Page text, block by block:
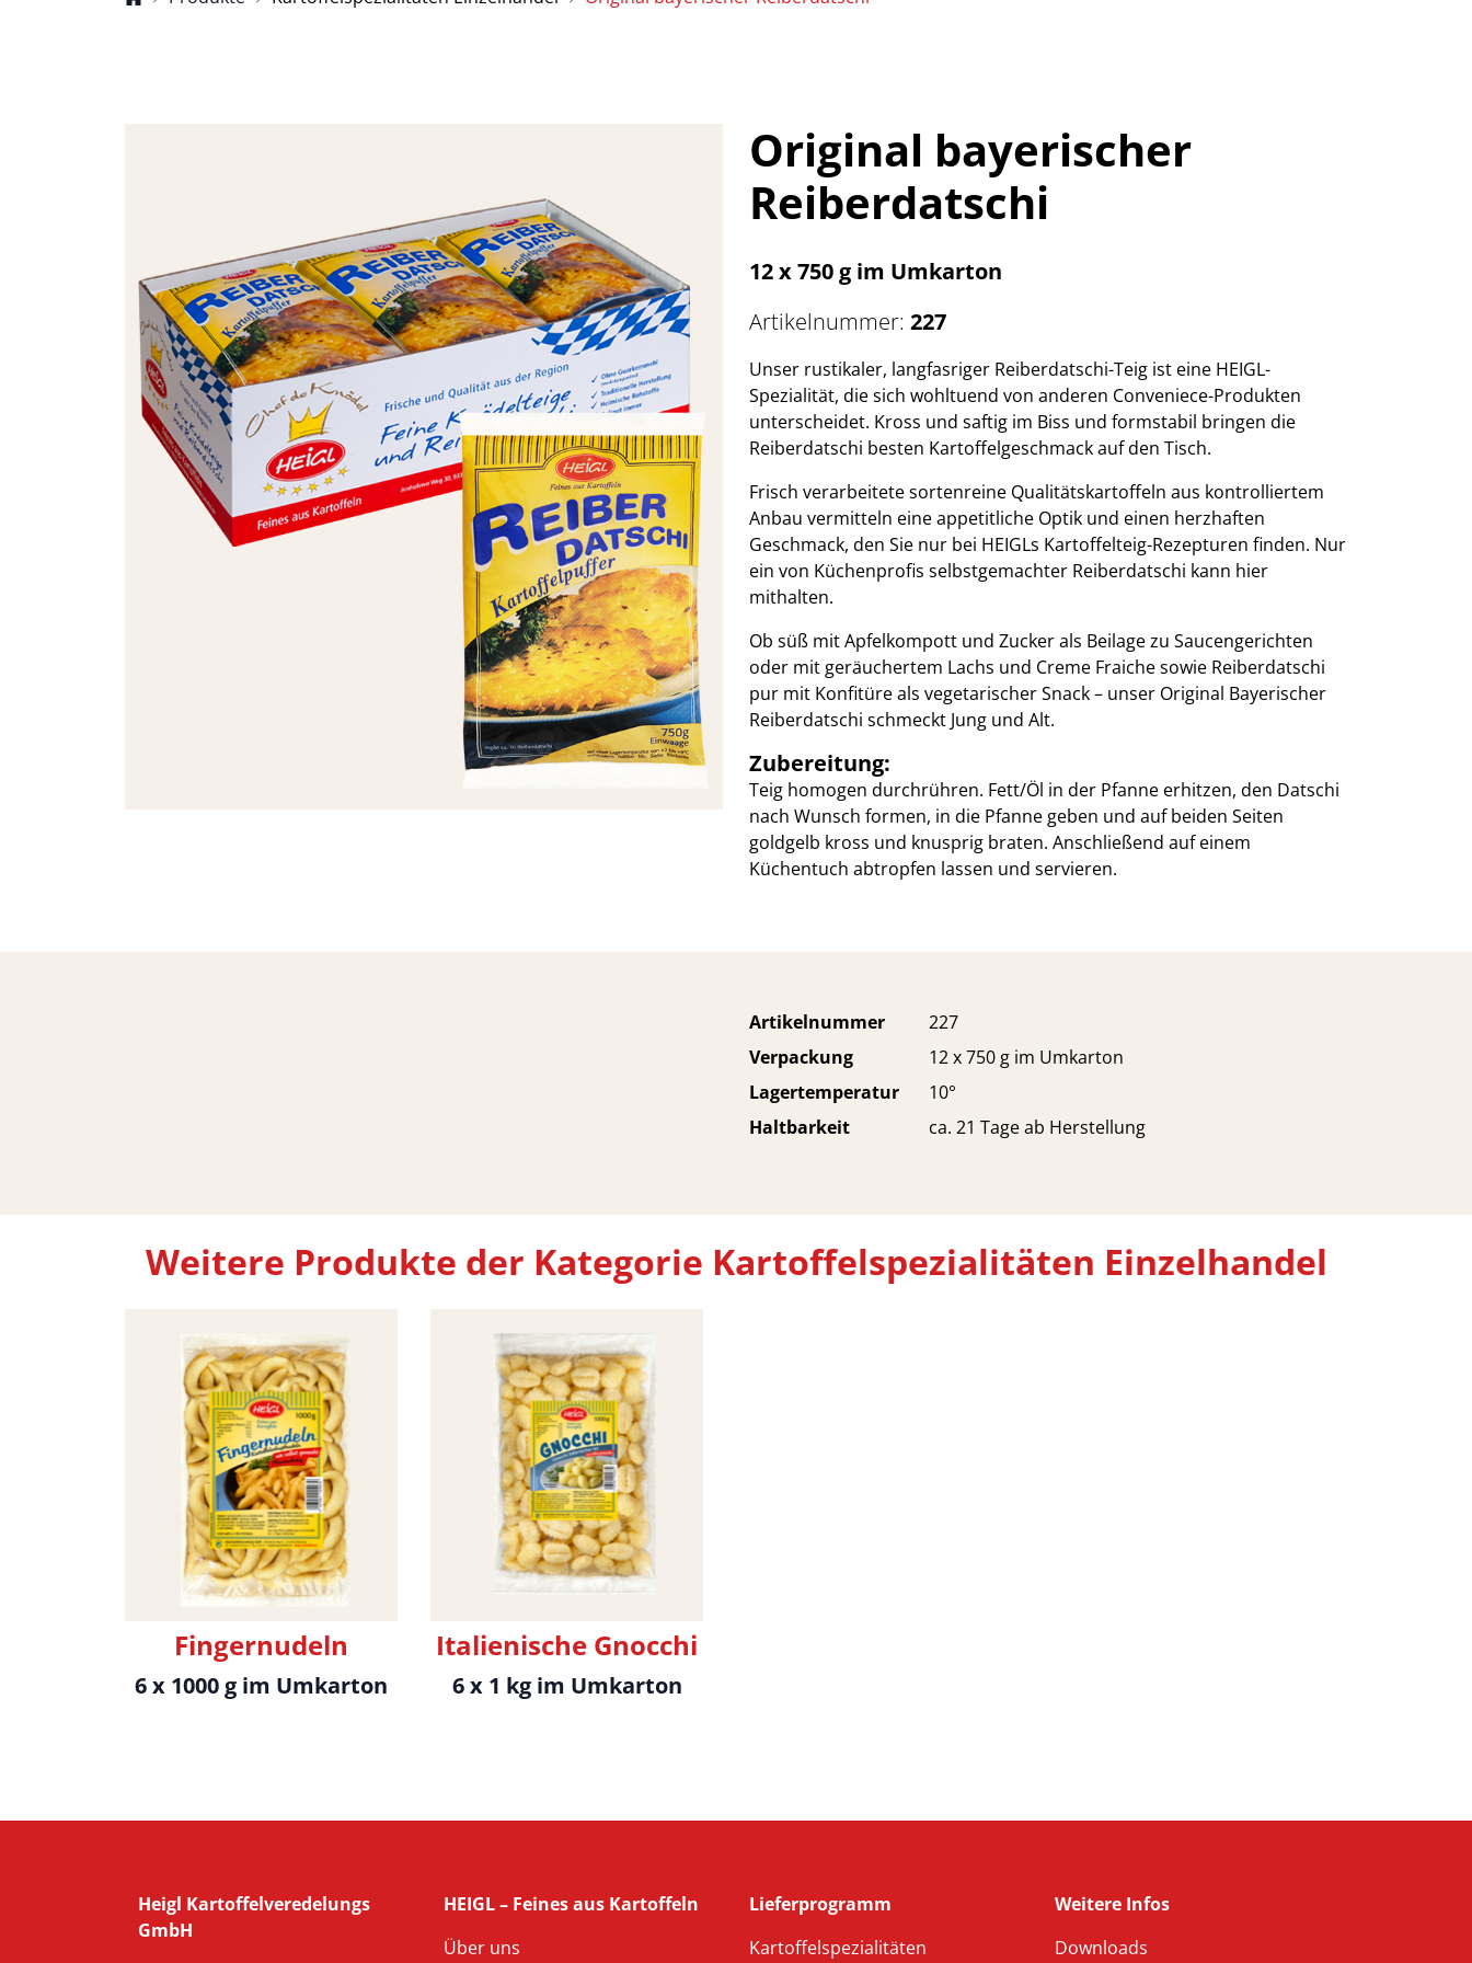
Original bayerischer
Reiberdatschi
12 x 750 g im Umkarton
Artikelnummer: 227
Unser rustikaler, langfasriger Reiberdatschi-Teig ist eine HEIGL-
Spezialität, die sich wohltuend von anderen Conveniece-Produkten
unterscheidet. Kross und saftig im Biss und formstabil bringen die
Reiberdatschi besten Kartoffelgeschmack auf den Tisch.
Frisch verarbeitete sortenreine Qualitätskartoffeln aus kontrolliertem
Anbau vermitteln eine appetitliche Optik und einen herzhaften
Geschmack, den Sie nur bei HEIGLs Kartoffelteig-Rezepturen finden. Nur
ein von Küchenprofis selbstgemachter Reiberdatschi kann hier
mithalten.
Ob süß mit Apfelkompott und Zucker als Beilage zu Saucengerichten
oder mit geräuchertem Lachs und Creme Fraiche sowie Reiberdatschi
pur mit Konfitüre als vegetarischer Snack – unser Original Bayerischer
Reiberdatschi schmeckt Jung und Alt.
Zubereitung:
Teig homogen durchrühren. Fett/Öl in der Pfanne erhitzen, den Datschi
nach Wunsch formen, in die Pfanne geben und auf beiden Seiten
goldgelb kross und knusprig braten. Anschließend auf einem
Küchentuch abtropfen lassen und servieren.
Artikelnummer
227
Verpackung
12 x 750 g im Umkarton
Lagertemperatur
10°
Haltbarkeit
ca. 21 Tage ab Herstellung
Weitere Produkte der Kategorie Kartoffelspezialitäten Einzelhandel
Fingernudeln
6 x 1000 g im Umkarton
Italienische Gnocchi
6 x 1 kg im Umkarton
Heigl Kartoffelveredelungs
GmbH
HEIGL – Feines aus Kartoffeln
Über uns
Lieferprogramm
Kartoffelspezialitäten
Weitere Infos
Downloads